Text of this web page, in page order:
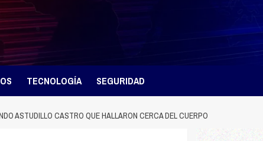
TECNOLOGÍA SEGURIDAD
ASTUDILLO CASTRO QUE HALLARON CERCA DEL CUERPO